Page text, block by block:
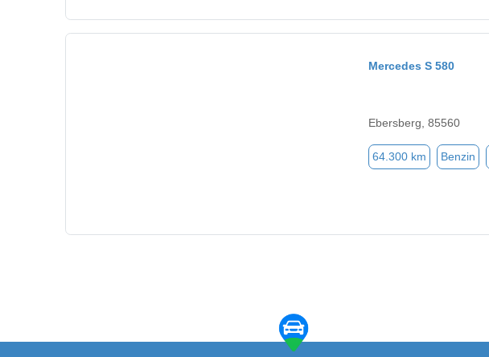
Mercedes S 580
Ebersberg, 85560
64.300 km Benzin